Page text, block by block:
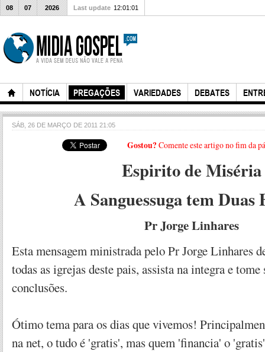
NOTÍCIA PREGAÇÕES VARIEDADES DEBATES
08 07 2026 Last update 12:01:01
SÁB, 26 DE MARÇO DE 2011 21:05
Gostou? Comente este artigo no fim da
Espirito de Miséria
A Sanguessuga tem Duas
Pr Jorge Linhares
Esta mensagem ministrada pelo Pr Jorge Linhares
todas as igrejas deste pais, assista na integra e tome
conclusões.
Ótimo tema para os dias que vivemos!
na net, o tudo é 'gratis', mas quem 'financia' o